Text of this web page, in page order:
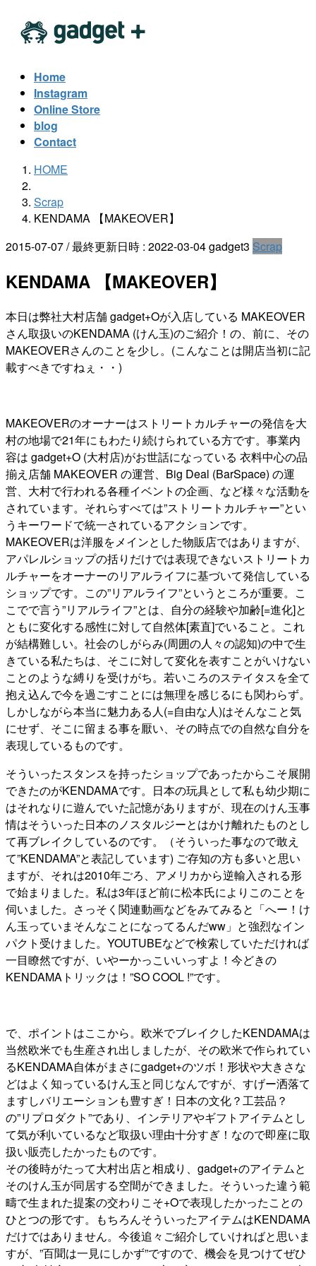
Home
Instagram
Online Store
blog
Contact
HOME
Scrap
KENDAMA 【MAKEOVER】
2015-07-07/ 最終更新日時 : 2022-03-04gadget3 Scrap
KENDAMA 【MAKEOVER】
本日は弊社大村店舗 gadget+Oが入店している MAKEOVER
さん取扱いのKENDAMA (けん玉)のご紹介！の、前に、その
MAKEOVERさんのことを少し。(こんなことは開店当初に記
載すべきですねぇ・・)
MAKEOVERのオーナーはストリートカルチャーの発信を大
村の地場で21年にもわたり続けられている方です。事業内
容は gadget+O (大村店)がお世話になっている 衣料中心の品
揃え店舗 MAKEOVER の運営、Big Deal (BarSpace) の運
営、大村で行われる各種イベントの企画、など様々な活動を
されています。それらすべては”ストリートカルチャー”とい
うキーワードで統一されているアクションです。
MAKEOVERは洋服をメインとした物販店ではありますが、
アパレルショップの括りだけでは表現できないストリートカ
ルチャーをオーナーのリアルライフに基づいて発信している
ショップです。この”リアルライフ”というところが重要。こ
こでで言う”リアルライフ”とは、自分の経験や加齢[=進化]と
ともに変化する感性に対して自然体[素直]でいること。これ
が結構難しい。社会のしがらみ(周囲の人々の認知)の中で生
きている私たちは、そこに対して変化を表すことがいけない
ことのような縛りを受けがち。若いころのステイタスを全て
抱え込んで今を過ごすことには無理を感じるにも関わらず。
しかしながら本当に魅力ある人(=自由な人)はそんなこと気
にせず、そこに留まる事を厭い、その時点での自然な自分を
表現しているものです。
そういったスタンスを持ったショップであったからこそ展開
できたのがKENDAMAです。日本の玩具として私も幼少期に
はそれなりに遊んでいた記憶がありますが、現在のけん玉事
情はそういった日本のノスタルジーとはかけ離れたものとし
て再ブレイクしているのです。（そういった事なので敢え
て”KENDAMA”と表記しています) ご存知の方も多いと思い
ますが、それは2010年ごろ、アメリカから逆輸入される形
で始まりました。私は3年ほど前に松本氏によりこのことを
伺いました。さっそく関連動画などをみてみると「へー！け
ん玉っていまそんなことになってるんだww」と強烈なイン
パクト受けました。YOUTUBEなどで検索していただければ
一目瞭然ですが、いやーかっこいいっすよ！今どきの
KENDAMAトリックは！”SO COOL !”です。
で、ポイントはここから。欧米でブレイクしたKENDAMAは
当然欧米でも生産され出しましたが、その欧米で作られてい
るKENDAMA自体がまさにgadget+のツボ！形状や大きさな
どはよく知っているけん玉と同じなんですが、すげー洒落て
ますしバリエーションも豊すぎ！日本の文化？工芸品？
の”リプロダクト”であり、インテリアやギフトアイテムとし
て気が利いているなど取扱い理由十分すぎ！なので即座に取
扱い販売したかったものです。
その後時がたって大村出店と相成り、gadget+のアイテムと
そのけん玉が同居する空間ができました。そういった違う範
疇で生まれた提案の交わりこそ+Oで表現したかったことの
ひとつの形です。もちろんそういったアイテムはKENDAMA
だけではありません。今後追々ご紹介していければと思いま
すが、”百聞は一見にしかず”ですので、機会を見つけてぜひ